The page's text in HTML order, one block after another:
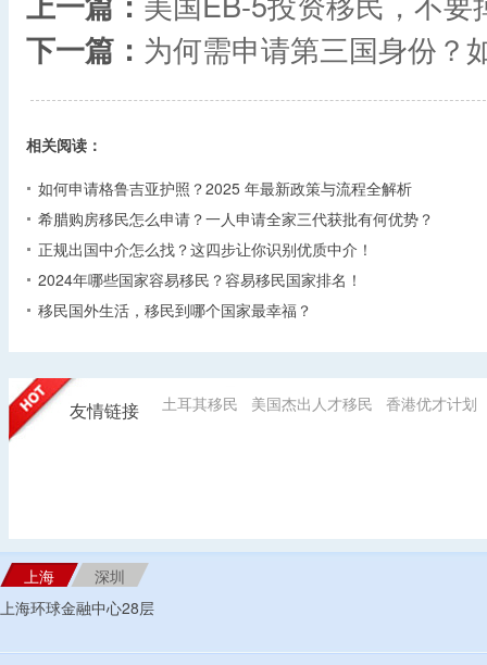
下一篇： 为何需申请第三国身份？
相关阅读：
如何申请格鲁吉亚护照？2025 年最新政策与流程全解析​
希腊购房移民怎么申请？一人申请全家三代获批有何优势？​
正规出国中介怎么找？这四步让你识别优质中介！
2024年哪些国家容易移民？容易移民国家排名！
移民国外生活，移民到哪个国家最幸福？
友情链接 土耳其移民 美国杰出人才移民 香港优才计划
上海
深圳
上海环球金融中心28层